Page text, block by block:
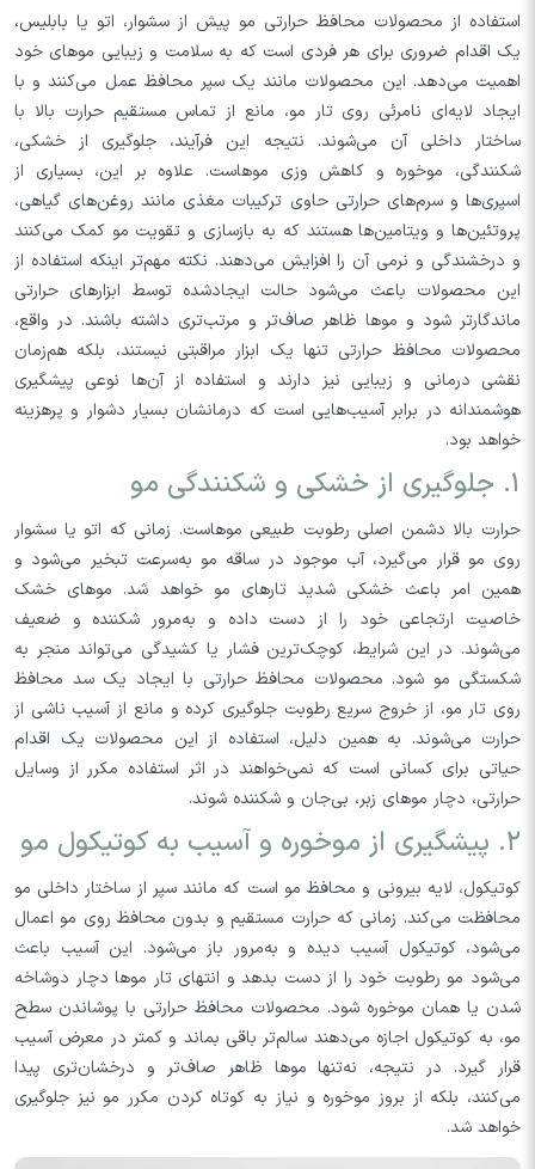
استفاده از محصولات محافظ حرارتی مو پیش از سشوار، اتو یا بابلیس،
یک اقدام ضروری برای هر فردی است که به سلامت و زیبایی موهای خود
اهمیت می‌دهد. این محصولات مانند یک سپر محافظ عمل می‌کنند و با
ایجاد لایه‌ای نامرئی روی تار مو، مانع از تماس مستقیم حرارت بالا با
ساختار داخلی آن می‌شوند. نتیجه این فرآیند، جلوگیری از خشکی،
شکنندگی، موخوره و کاهش وزی موهاست. علاوه بر این، بسیاری از
اسپری‌ها و سرم‌های حرارتی حاوی ترکیبات مغذی مانند روغن‌های گیاهی،
پروتئین‌ها و ویتامین‌ها هستند که به بازسازی و تقویت مو کمک می‌کنند
و درخشندگی و نرمی آن را افزایش می‌دهند. نکته مهم‌تر اینکه استفاده از
این محصولات باعث می‌شود حالت ایجادشده توسط ابزارهای حرارتی
ماندگارتر شود و موها ظاهر صاف‌تر و مرتب‌تری داشته باشند. در واقع،
محصولات محافظ حرارتی تنها یک ابزار مراقبتی نیستند، بلکه هم‌زمان
نقشی درمانی و زیبایی نیز دارند و استفاده از آن‌ها نوعی پیشگیری
هوشمندانه در برابر آسیب‌هایی است که درمانشان بسیار دشوار و پرهزینه
خواهد بود.
۱. جلوگیری از خشکی و شکنندگی مو
حرارت بالا دشمن اصلی رطوبت طبیعی موهاست. زمانی که اتو یا سشوار
روی مو قرار می‌گیرد، آب موجود در ساقه مو به‌سرعت تبخیر می‌شود و
همین امر باعث خشکی شدید تارهای مو خواهد شد. موهای خشک
خاصیت ارتجاعی خود را از دست داده و به‌مرور شکننده و ضعیف
می‌شوند. در این شرایط، کوچک‌ترین فشار یا کشیدگی می‌تواند منجر به
شکستگی مو شود. محصولات محافظ حرارتی با ایجاد یک سد محافظ
روی تار مو، از خروج سریع رطوبت جلوگیری کرده و مانع از آسیب ناشی از
حرارت می‌شوند. به همین دلیل، استفاده از این محصولات یک اقدام
حیاتی برای کسانی است که نمی‌خواهند در اثر استفاده مکرر از وسایل
حرارتی، دچار موهای زبر، بی‌جان و شکننده شوند.
۲. پیشگیری از موخوره و آسیب به کوتیکول مو
کوتیکول، لایه بیرونی و محافظ مو است که مانند سپر از ساختار داخلی مو
محافظت می‌کند. زمانی که حرارت مستقیم و بدون محافظ روی مو اعمال
می‌شود، کوتیکول آسیب دیده و به‌مرور باز می‌شود. این آسیب باعث
می‌شود مو رطوبت خود را از دست بدهد و انتهای تار موها دچار دوشاخه
شدن یا همان موخوره شود. محصولات محافظ حرارتی با پوشاندن سطح
مو، به کوتیکول اجازه می‌دهند سالم‌تر باقی بماند و کمتر در معرض آسیب
قرار گیرد. در نتیجه، نه‌تنها موها ظاهر صاف‌تر و درخشان‌تری پیدا
می‌کنند، بلکه از بروز موخوره و نیاز به کوتاه کردن مکرر مو نیز جلوگیری
خواهد شد.